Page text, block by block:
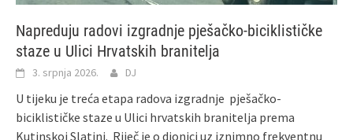
Napreduju radovi izgradnje pješačko-biciklističke
staze u Ulici Hrvatskih branitelja
3. srpnja 2026. DJ
U tijeku je treća etapa radova izgradnje pješačko-
biciklističke staze u Ulici hrvatskih branitelja prema
Kutinskoj Slatini. Riječ je o dionici uz iznimno frekventnu